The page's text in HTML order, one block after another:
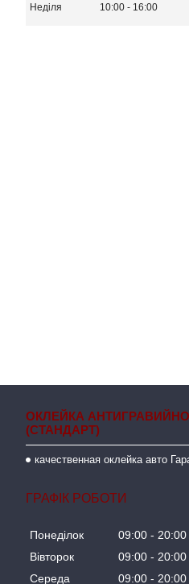
Неділя
10:00 16:00
ОКЛЕЙКА
(СТАНДАРТ)
качественная оклейка авто
ГРАФІК РОБОТИ
Понеділок 09:00
20:00
Вівторок
09:00
20:00
Середа
09:00 20:00